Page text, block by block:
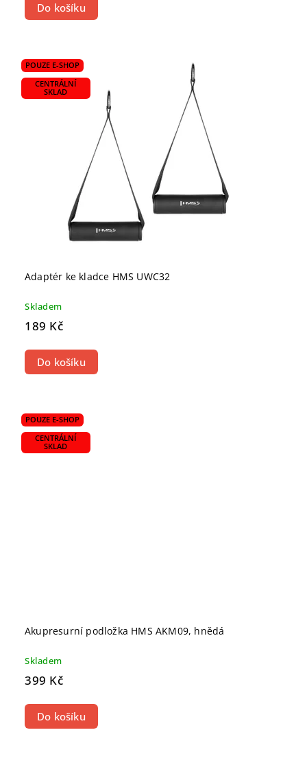
Do košíku
POUZE E-SHOP
CENTRÁLNÍ
SKLAD
Adaptér ke kladce HMS UWC32
Skladem
189 Kč
Do košíku
POUZE E-SHOP
CENTRÁLNÍ
SKLAD
Akupresurní podložka HMS AKM09, hnědá
Skladem
399 Kč
Do košíku